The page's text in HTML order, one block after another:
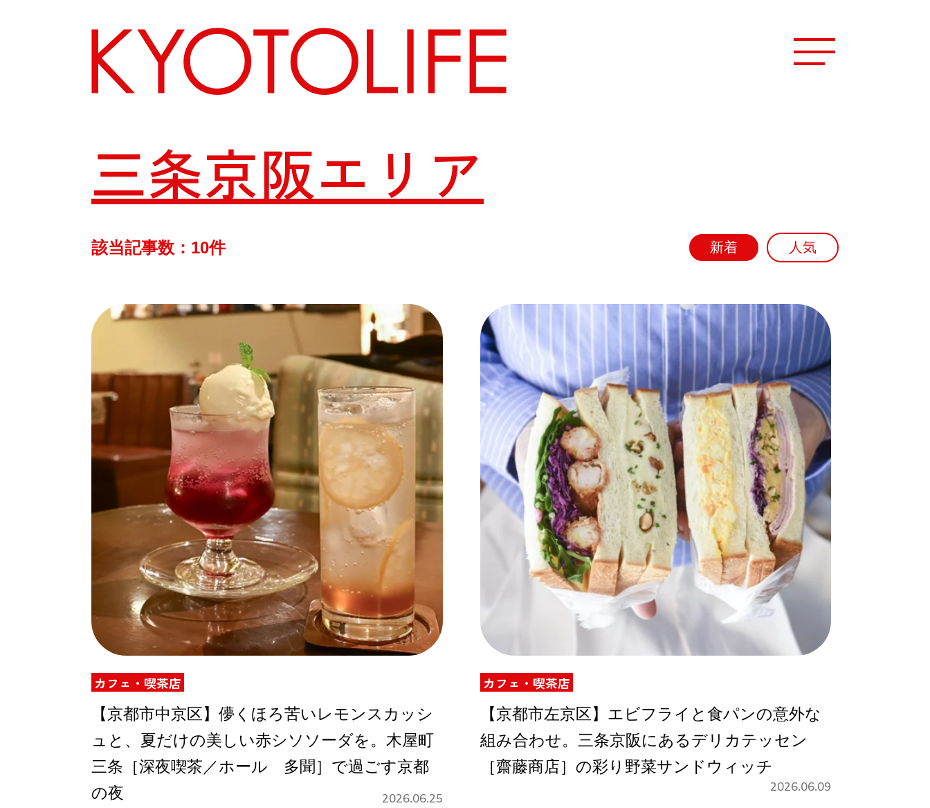
エリアから探す 地図から探す
カテゴリーから探す
SPECIAL NEW OPEN
SERIES
カレーが好き
京都おやつクラブ
私と店のはなし
今月の京みやげ
京都の書店
CULTURE
関西で開催。おすすめの展覧会
おすすめの映画
誠光社で選びました。おすすめの本
紹介します。おすすめのイベント
ABOUT US Instagram
チケットプレゼント応募
三条京阪エリア
該当記事数：10件
カフェ・喫茶店
【京都市中京区】儚くほろ苦いレモンスカッシ
ュと、夏だけの美しい赤シソソーダを。木屋町
三条［深夜喫茶／ホール 多聞］で過ごす京都
の夜
2026.06.25
カフェ・喫茶店
【京都市左京区】エビフライと食パンの意外な
組み合わせ。三条京阪にあるデリカテッセン
［齋藤商店］の彩り野菜サンドウィッチ
2026.06.09